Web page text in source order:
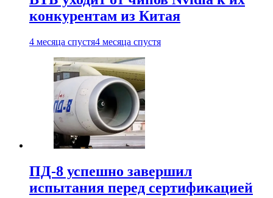
конкурентам из Китая
4 месяца спустя4 месяца спустя
ПД-8 успешно завершил
испытания перед сертификацией